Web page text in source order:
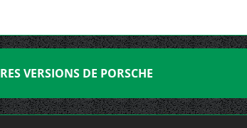
VERSIONS DE PORSCHE